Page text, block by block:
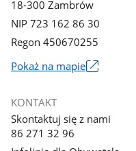
18-300 Zambrów
NIP 723 162 86 30
Regon 450670255
Pokaż na mapieLink
nowym
KONTAKT
Skontaktuj się z nami
86 271 32 96